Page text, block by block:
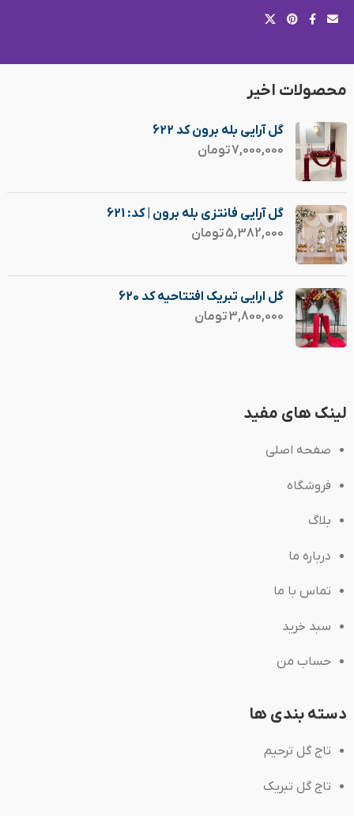
محصولات اخیر
گل آرایی بله برون کد 622
7,000,000تومان
گل آرایی فانتزی بله برون | کد: 621
5,382,000تومان
گل ارایی تبریک افتتاحیه کد 620
3,800,000تومان
لینک های مفید
صفحه اصلی
فروشگاه
بلاگ
درباره ما
تماس با ما
سبد خرید
حساب من
دسته بندی ها
تاج گل ترحیم
تاج گل تبریک